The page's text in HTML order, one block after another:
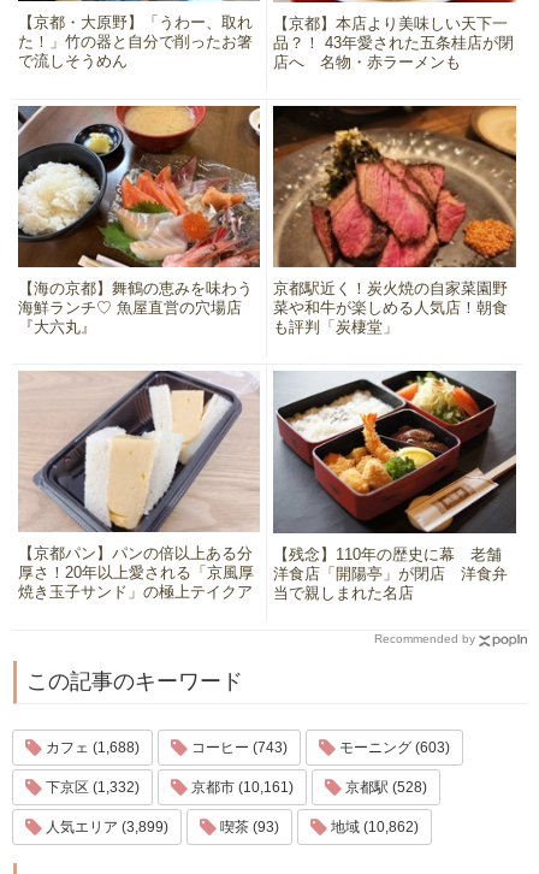
【京都・大原野】「うわー、取れ
た！」竹の器と自分で削ったお箸
で流しそうめん
【京都】本店より美味しい天下一
品？！ 43年愛された五条桂店が閉
店へ 名物・赤ラーメンも
【海の京都】舞鶴の恵みを味わう
海鮮ランチ♡ 魚屋直営の穴場店
『大六丸』
京都駅近く！炭火焼の自家菜園野
菜や和牛が楽しめる人気店！朝食
も評判「炭棲堂」
【京都パン】パンの倍以上ある分
厚さ！20年以上愛される「京風厚
焼き玉子サンド」の極上テイクア
【残念】110年の歴史に幕 老舗
洋食店「開陽亭」が閉店 洋食弁
当で親しまれた名店
Recommended by
この記事のキーワード
カフェ (1,688) コーヒー (743) モーニング (603)
下京区 (1,332) 京都市 (10,161) 京都駅 (528)
人気エリア (3,899) 喫茶 (93) 地域 (10,862)